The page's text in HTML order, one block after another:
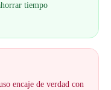
tiempo
encaje de verdad con